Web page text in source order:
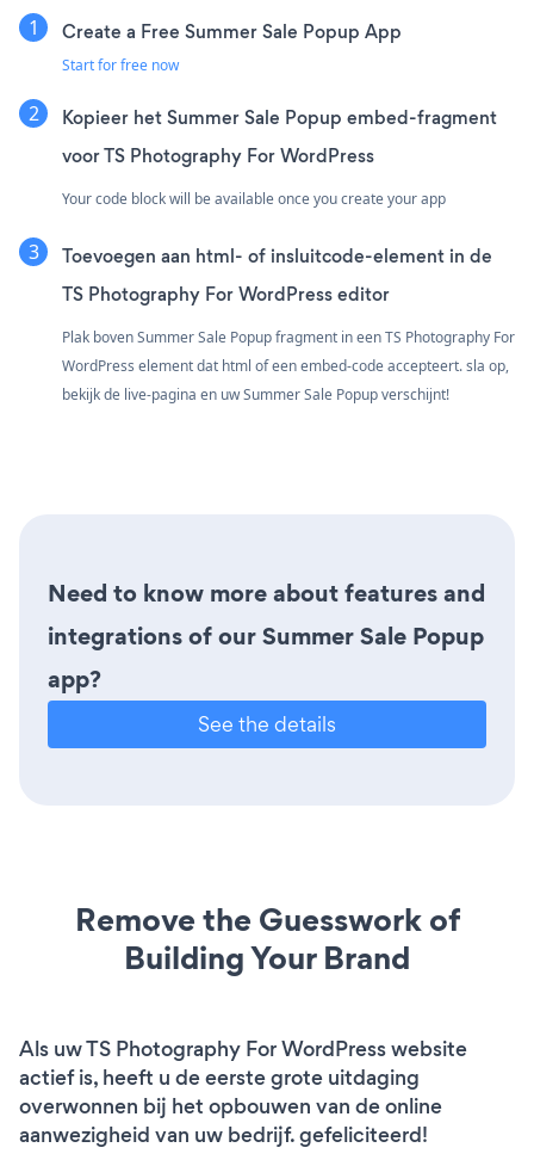
Create a Free Summer Sale Popup App
Start for free now
Kopieer het Summer Sale Popup embed-fragment
voor TS Photography For WordPress
Your code block will be available once you create your app
Toevoegen aan html- of insluitcode-element in de
TS Photography For WordPress editor
Plak boven Summer Sale Popup fragment in een TS Photography For
WordPress element dat html of een embed-code accepteert. sla op,
bekijk de live-pagina en uw Summer Sale Popup verschijnt!
Need to know more about features and
integrations of our Summer Sale Popup
app?
See the details
Remove the Guesswork of
Building Your Brand
Als uw TS Photography For WordPress website
actief is, heeft u de eerste grote uitdaging
overwonnen bij het opbouwen van de online
aanwezigheid van uw bedrijf. gefeliciteerd!